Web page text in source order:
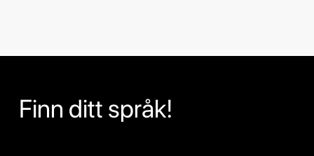
Finn ditt språk!